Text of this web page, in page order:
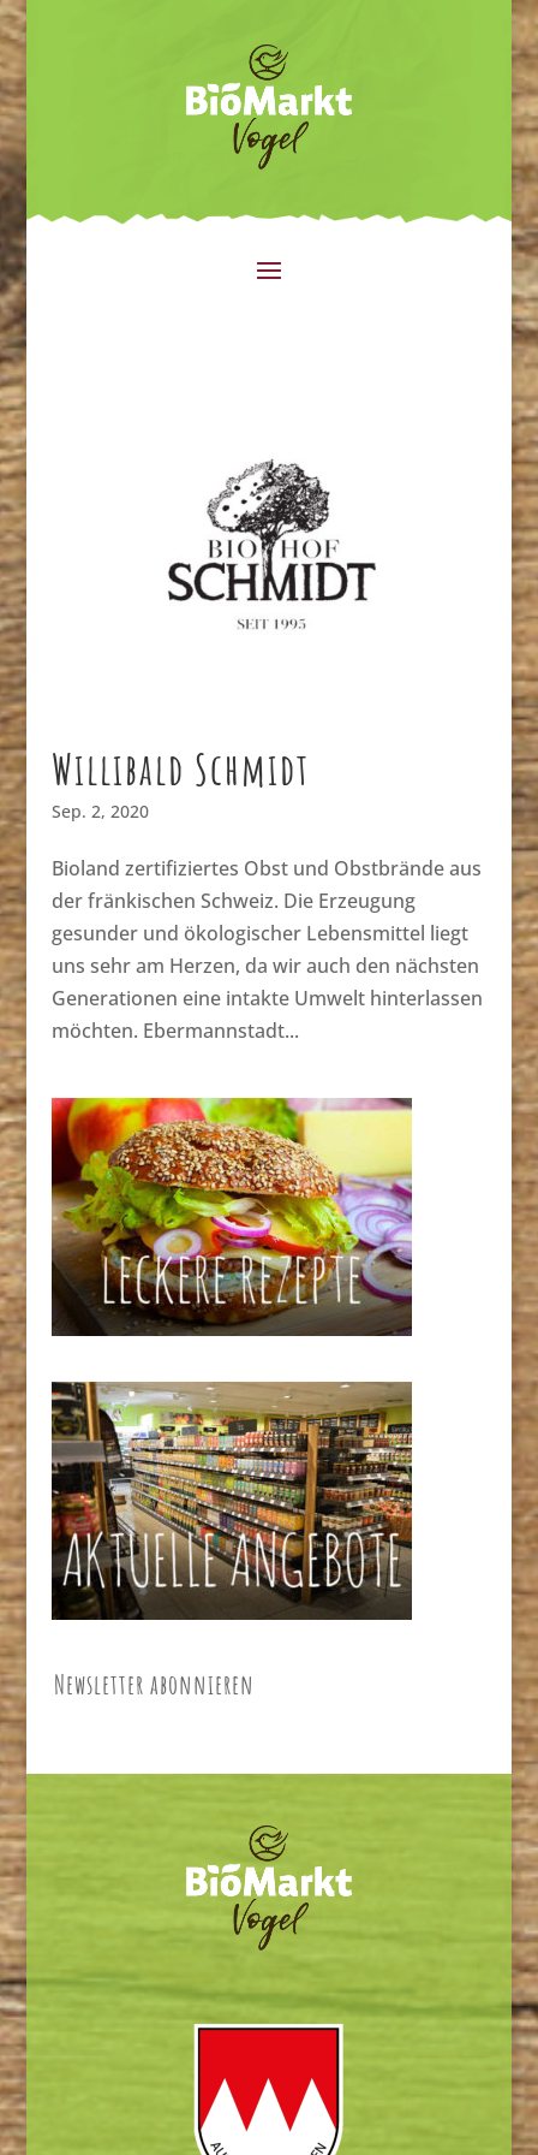
Willibald Schmidt
Sep. 2, 2020
Bioland zertifiziertes Obst und Obstbrände aus
der fränkischen Schweiz. Die Erzeugung
gesunder und ökologischer Lebensmittel liegt
uns sehr am Herzen, da wir auch den nächsten
Generationen eine intakte Umwelt hinterlassen
möchten. Ebermannstadt...
Newsletter abonnieren